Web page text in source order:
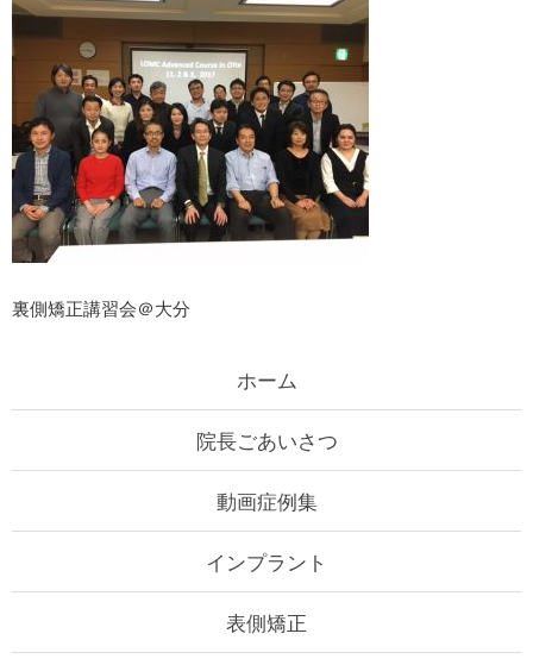
裏側矯正講習会＠大分
ホーム
院長ごあいさつ
動画症例集
インプラント
表側矯正